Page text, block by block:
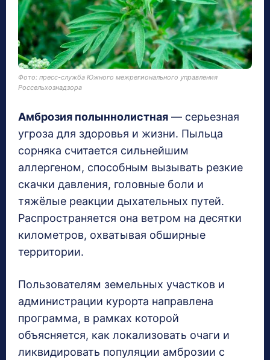
Фото: пресс-служба Южного межрегионального управления
Россельхознадзора
Амброзия полыннолистная — серьезная
угроза для здоровья и жизни. Пыльца
сорняка считается сильнейшим
аллергеном, способным вызывать резкие
скачки давления, головные боли и
тяжёлые реакции дыхательных путей.
Распространяется она ветром на десятки
километров, охватывая обширные
территории.
Пользователям земельных участков и
администрации курорта направлена
программа, в рамках которой
объясняется, как локализовать очаги и
ликвидировать популяции амброзии с